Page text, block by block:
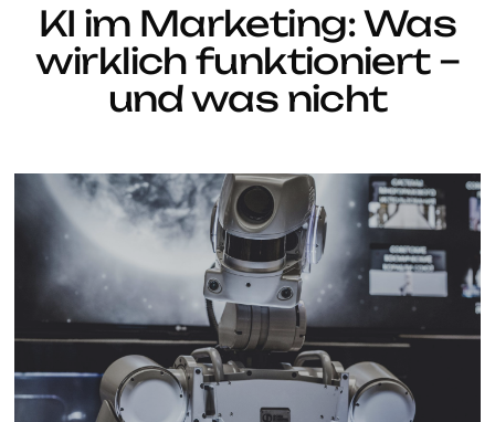
KI im Marketing: Was
wirklich funktioniert –
und was nicht